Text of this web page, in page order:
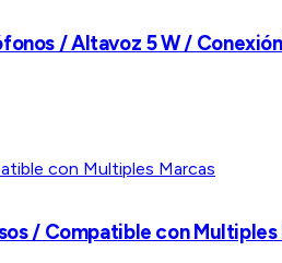
/ Altavoz 5 W /
/ Compatible con Multiples